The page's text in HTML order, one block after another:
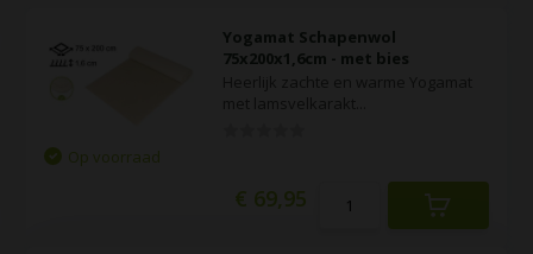
Yogamat Schapenwol
75x200x1,6cm - met bies
Op voorraad
€ 69,95